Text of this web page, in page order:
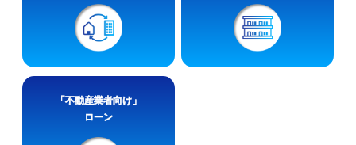
「不動産業者向け」
ローン